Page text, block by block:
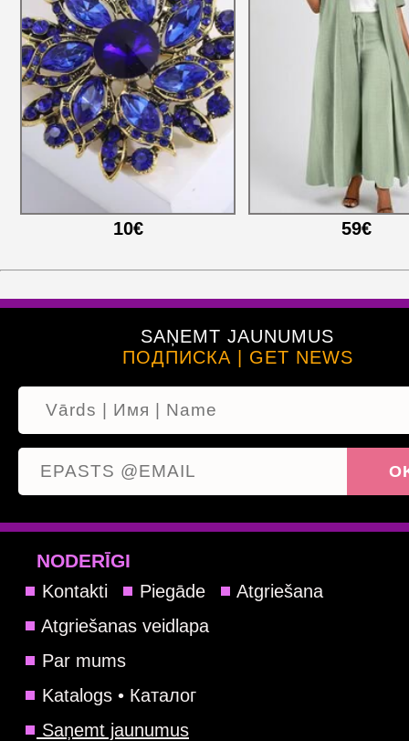
10€ 59€
SAŅEMT JAUNUMUS
ПОДПИСКА | GET NEWS
NODERĪGI
Kontakti Piegāde
Atgriešana
Atgriešanas veidlapa
Par mums
Katalogs • Каталог
Saņemt jaunumus